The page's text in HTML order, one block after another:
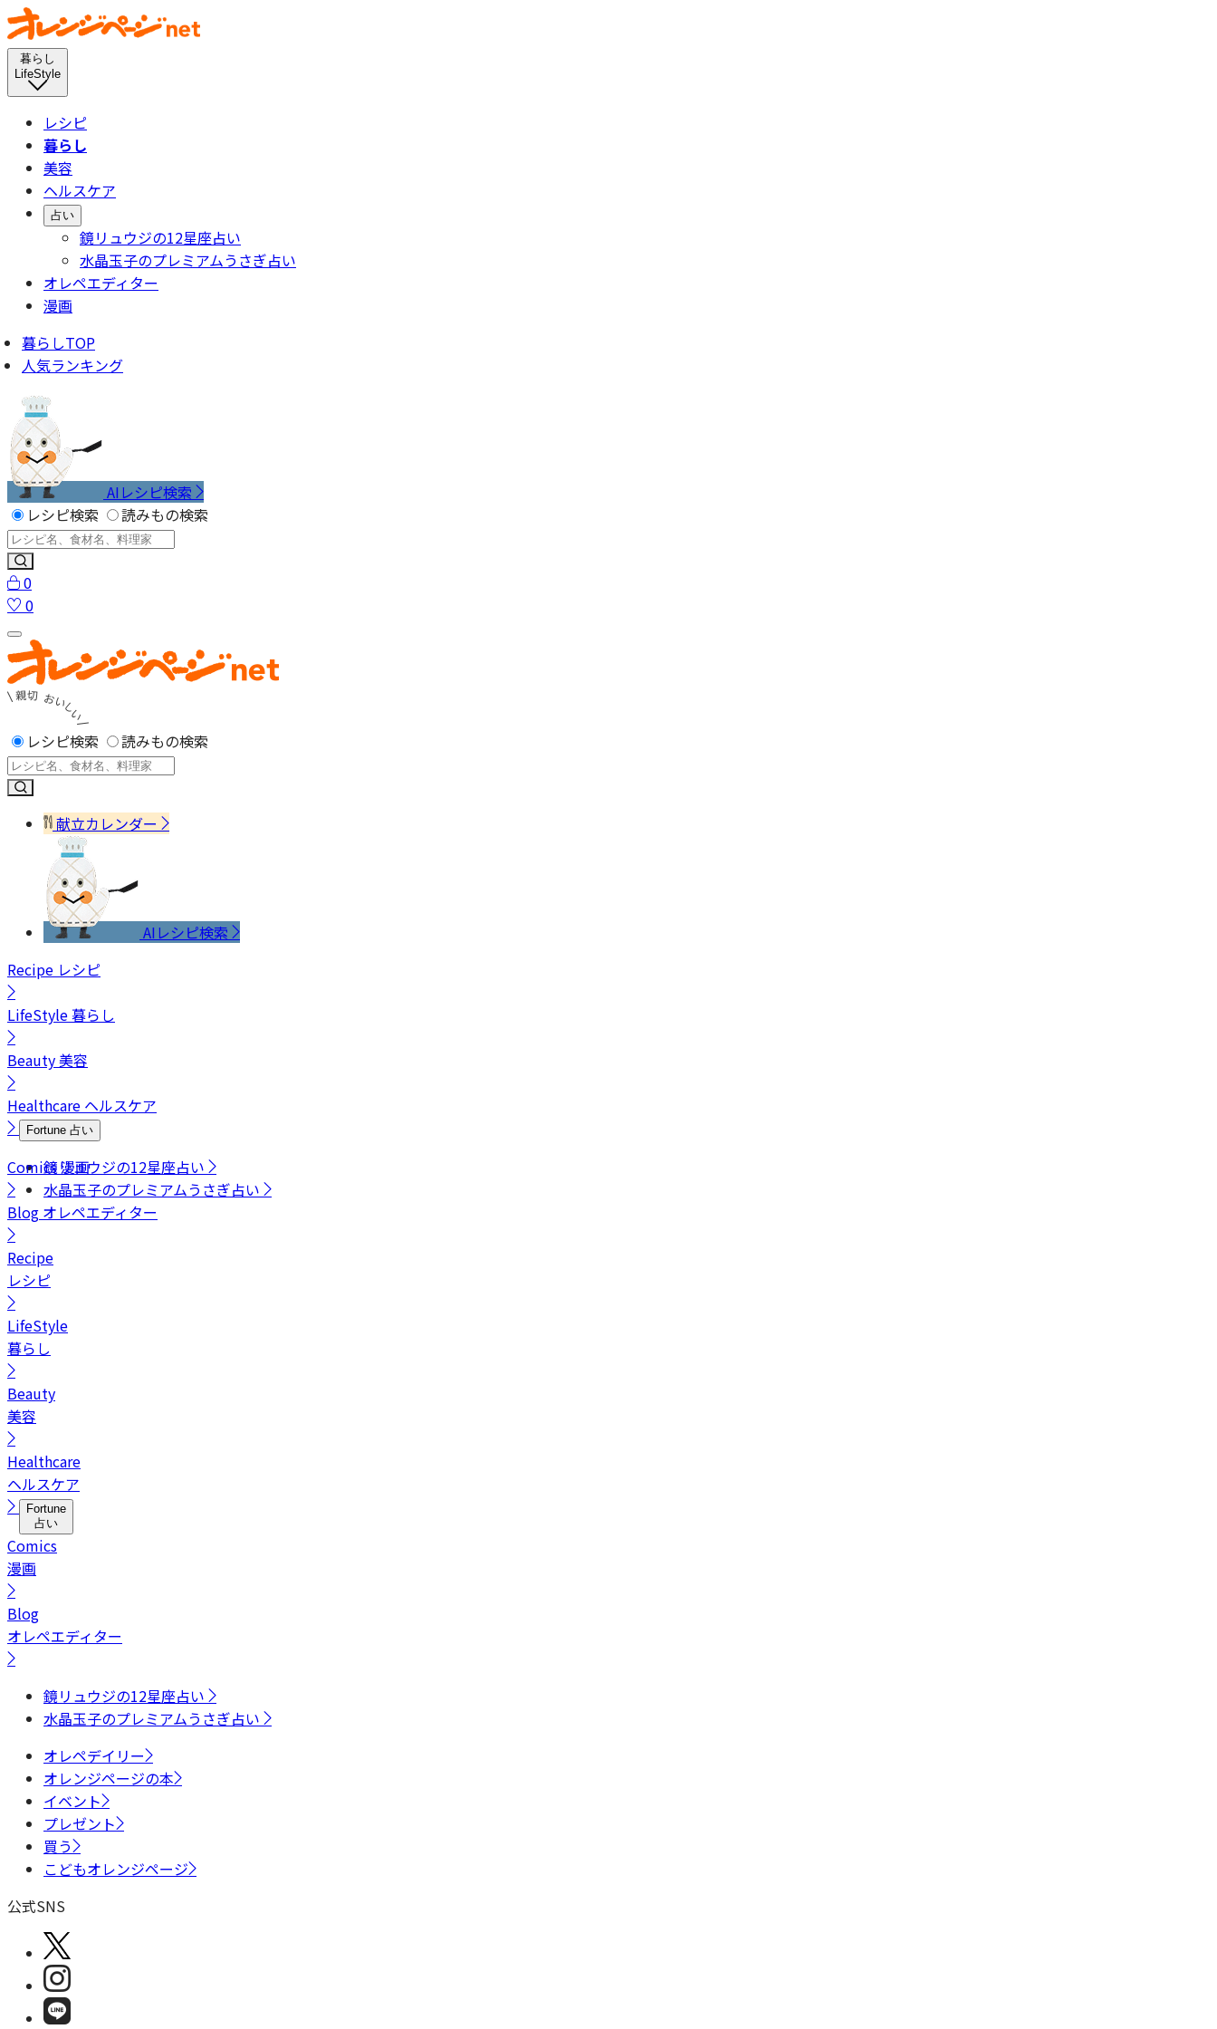
暮らし
LifeStyle
レシピ
暮らし
美容
ヘルスケア
占い
鏡リュウジの12星座占い
水晶玉子のプレミアムうさぎ占い
オレペエディター
漫画
暮らしTOP
人気ランキング
AIレシピ検索
レシピ検索
読みもの検索
0
0
レシピ検索 読みもの検索
献立カレンダー
AIレシピ検索
Recipe レシピ
LifeStyle暮らし
Beauty美容
Healthcare ヘルスケア
Fortune 占い
鏡リュウジの12星座占い
水晶玉子のプレミアムうさぎ占い
Comics漫画
Blog オレペエディター
Recipe
レシピ
LifeStyle
暮らし
Beauty
美容
Healthcare
ヘルスケア
Fortune
占い
Comics
漫画
Blog
オレペエディター
鏡リュウジの12星座占い
水晶玉子のプレミアムうさぎ占い
オレペデイリー
オレンジページの本
イベント
プレゼント
買う
こどもオレンジページ
公式SNS